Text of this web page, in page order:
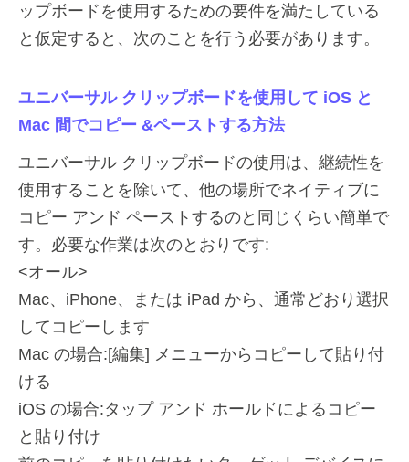
ップボードを使用するための要件を満たしている
と仮定すると、次のことを行う必要があります。
ユニバーサル クリップボードを使用して iOS と
Mac 間でコピー &ペーストする方法
ユニバーサル クリップボードの使用は、継続性を
使用することを除いて、他の場所でネイティブに
コピー アンド ペーストするのと同じくらい簡単で
す。必要な作業は次のとおりです:
<オール>
Mac、iPhone、または iPad から、通常どおり選択
してコピーします
Mac の場合:[編集] メニューからコピーして貼り付
ける
iOS の場合:タップ アンド ホールドによるコピー
と貼り付け